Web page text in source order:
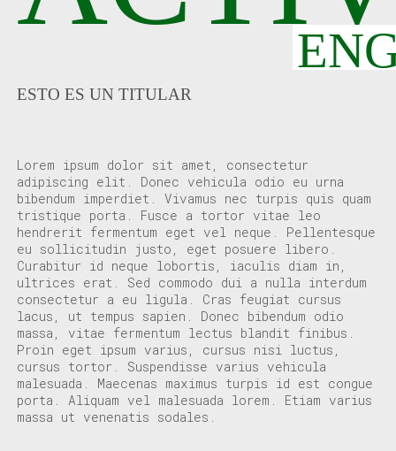
ESTO ES UN TITULAR
Lorem ipsum dolor sit amet, consectetur
adipiscing elit. Donec vehicula odio eu urna
bibendum imperdiet. Vivamus nec turpis quis quam
tristique porta. Fusce a tortor vitae leo
hendrerit fermentum eget vel neque. Pellentesque
eu sollicitudin justo, eget posuere libero.
Curabitur id neque lobortis, iaculis diam in,
ultrices erat. Sed commodo dui a nulla interdum
consectetur a eu ligula. Cras feugiat cursus
lacus, ut tempus sapien. Donec bibendum odio
massa, vitae fermentum lectus blandit finibus.
Proin eget ipsum varius, cursus nisi luctus,
cursus tortor. Suspendisse varius vehicula
malesuada. Maecenas maximus turpis id est congue
porta. Aliquam vel malesuada lorem. Etiam varius
massa ut venenatis sodales.